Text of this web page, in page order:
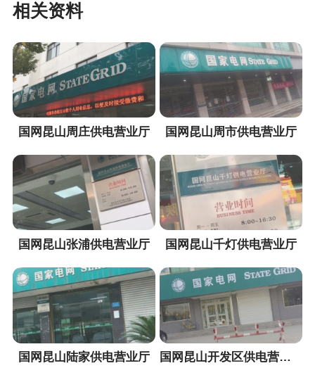
相关资料
国网昆山周庄供电营业厅 国网昆山周市供电营业厅
国网昆山张浦供电营业厅 国网昆山千灯供电营业厅
国网昆山陆家供电营业厅 国网昆山开发区供电营业厅